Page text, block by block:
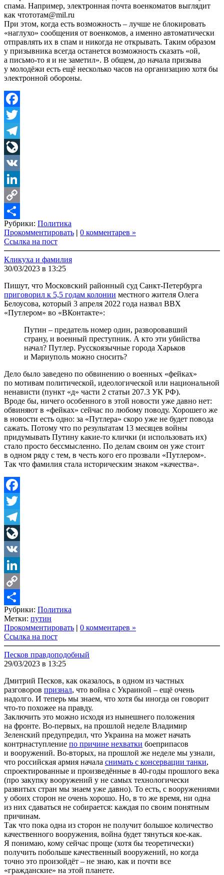
спама. Например, электронная почта военкоматов выглядит
как чтототам@mil.ru
При этом, когда есть возможность – лучше не блокировать
«наглухо» сообщения от военкомов, а именно автоматически
отправлять их в спам и никогда не открывать. Таким образом
у призывника всегда останется возможность сказать «ой,
а письмо-то я и не заметил». В общем, до начала призыва
у молодёжи есть ещё несколько часов на организацию хотя бы
электронной обороны.
Facebook
Twitter
Telegram
LiveJournal
VK
LinkedIn
Copy
Link
Share
Рубрики: Политика
Прокомментировать | 0 комментарев »
Ссылка на пост
Кликуха и фамилия
30/03/2023 в 13:25
Пишут, что Московский районный суд Санкт-Петербурга
приговорил к 5,5 годам колонии местного жителя Олега
Белоусова, который 3 апреля 2022 года назвал ВВХ
«Путлером» во «ВКонтакте»:
Путин – предатель номер один, разворовавший
страну, и военный преступник. А кто эти убийства
начал? Путлер. Русскоязычные города Харьков
и Мариуполь можно сносить?
Дело было заведено по обвинению о военных «фейках»
по мотивам политической, идеологической или национальной
ненависти (пункт «д» части 2 статьи 207.3 УК РФ).
Вроде бы, ничего особенного в этой новости уже давно нет:
обвиняют в «фейках» сейчас по любому поводу. Хорошего же
в новости есть одно: за «Путлера» скоро уже не будет повода
сажать. Потому что по результатам 13 месяцев войны
придумывать Путину какие-то клички (и использовать их)
стало просто бессмысленно. По делам своим он уже стоит
в одном ряду с тем, в честь кого его прозвали «Путлером».
Так что фамилия стала историческим знаком «качества».
Facebook
Twitter
Telegram
LiveJournal
VK
LinkedIn
Copy
Link
Share
Рубрики: Политика
Метки: путин
Прокомментировать | 0 комментарев »
Ссылка на пост
Песков правдоподобный
29/03/2023 в 13:25
Дмитрий Песков, как оказалось, в одном из частных
разговоров признал, что война с Украиной – ещё очень
надолго. И теперь мы знаем, что хотя бы иногда он говорит
что-то похожее на правду.
Заключить это можно исходя из нынешнего положения
на фронте. Во-первых, на прошлой неделе Владимир
Зеленский предупредил, что Украина на может начать
контрнаступление по причине нехватки боеприпасов
и вооружений. Во-вторых, на прошлой же неделе мы узнали,
что российская армия начала снимать с консервации танки,
спроектированные и произведённые в 40-годы прошлого века
(про закупку вооружений у не самых технологически
развитых стран мы знаем уже давно). То есть, с вооружениями
у обоих сторон не очень хорошо. Но, в то же время, ни одна
из них сдаваться не собирается: каждая по своим понятным
причинам.
Так что пока одна из сторон не получит большое количество
качественного вооружения, война будет тянуться кое-как.
Я понимаю, кому сейчас проще (хотя бы теоретически)
получить побольше качественный вооружений, но когда
точно это произойдёт – не знаю, как и почти все
«гражданские» на этой планете.